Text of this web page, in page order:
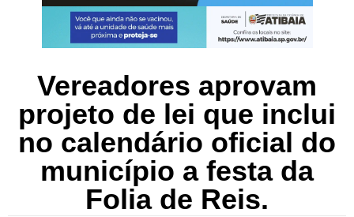
Vereadores aprovam
projeto de lei que inclui
no calendário oficial do
município a festa da
Folia de Reis.